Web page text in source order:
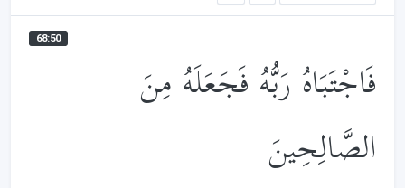
68:50
فَاجْتَبَاهُ رَبُّهُ فَجَعَلَهُ مِنَ
الصَّالِحِينَ